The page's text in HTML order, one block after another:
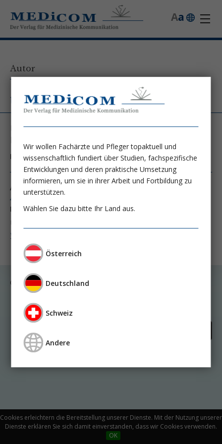
Cookies erleichtern die Bereitstellung unserer Dienste. Mit der Nutzung unserer
Dienste erklären Sie sich damit einverstanden, dass wir Cookies verwenden.
OK
a
A
Autor
Univ.-Prof. Dipl.-Ing. Dr. nat.
techn. Wolfgang Kneifel
Universität für Bodenkultur Wien, Institut für
Kontakt unter: wolfgang.kneifel@boku.ac.at
Autor von folgenden Artikeln:
Ausgabe 3/12
Die Achse „Darm-Zentralnervensystem“
Weiter lesen ...
© Medicom VerlagsgmbH
Kontakt
Wir wollen Fachärzte und Pfleger topaktuell und
wissenschaftlich fundiert über Studien, fachspezifische
Entwicklungen und deren praktische Umsetzung
informieren, um sie in ihrer Arbeit und Fortbildung zu
unterstützen.
Wählen Sie dazu bitte Ihr Land aus.
Österreich
Deutschland
Schweiz
Andere